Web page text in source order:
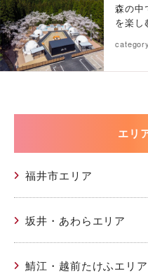
森の中
を楽し
エリ
福井市エリア
坂井・あわらエリア
鯖江・越前たけふエリア